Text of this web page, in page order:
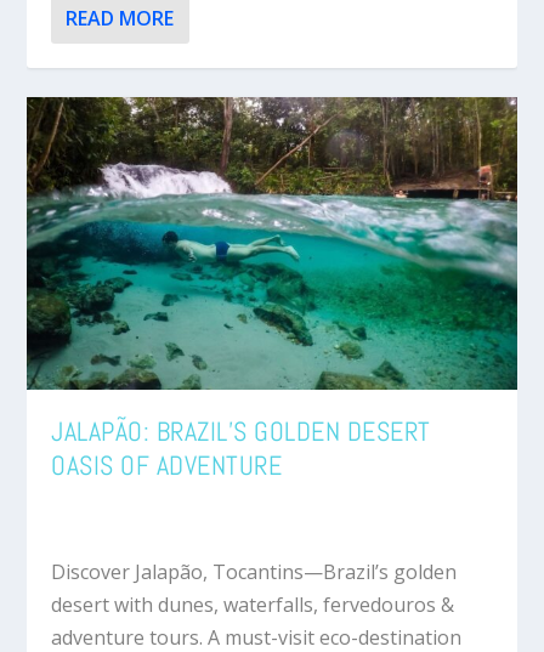
READ MORE
JALAPÃO: BRAZIL’S GOLDEN DESERT
OASIS OF ADVENTURE
Discover Jalapão, Tocantins—Brazil’s golden
desert with dunes, waterfalls, fervedouros &
adventure tours. A must-visit eco-destination